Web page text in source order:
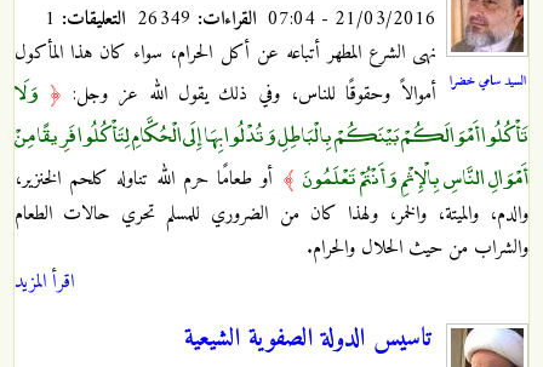
السيد سامي خضرا
21/03/2016 - 07:04 القراءات: التعليقات:
نهى الشرع المطهر أتباعه عن أكل الحرام، سواء كان هذا المأكول
أموالاً وحقوقًا للناس، وفي ذلك يقول الله عز وجل: ﴿ وَلَا
تَأْكُلُوا أَمْوَالَكُمْ بَيْنَكُمْ بِالْبَاطِلِ وَتُدْلُوا بِهَا إِلَى الْحُكَّامِ لِتَأْكُلُوا فَرِيقًا مِنْ
أَمْوَالِ النَّاسِ بِالْإِثْمِ وَأَنْتُمْ تَعْلَمُونَ ﴾ أو طعامًا حرم الله تناوله كلحم الخنزير،
والدم، والميتة، والخمر، ولهذا كان من الضروري للمسلم تحري حالات الطعام
والشراب من حيث الحلال والحرام.‏
اقرأ المزيد
تاسيس الدولة الصفوية الشيعية